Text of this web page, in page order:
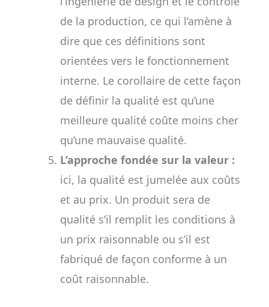
de la production, ce qui l’amène à
dire que ces définitions sont
orientées vers le fonctionnement
interne. Le corollaire de cette façon
de définir la qualité est qu’une
meilleure qualité coûte moins cher
qu’une mauvaise qualité.
L’approche fondée sur la valeur :
ici, la qualité est jumelée aux coûts
et au prix. Un produit sera de
qualité s’il remplit les conditions à
un prix raisonnable ou s’il est
fabriqué de façon conforme à un
coût raisonnable.